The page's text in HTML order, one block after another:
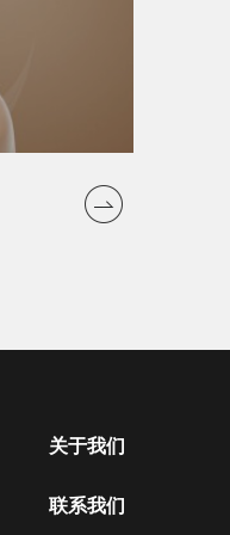
关于我们
联系我们